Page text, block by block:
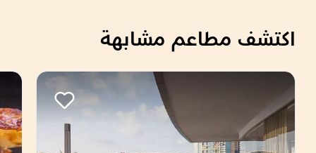
اكتشف مطاعم مشابهة